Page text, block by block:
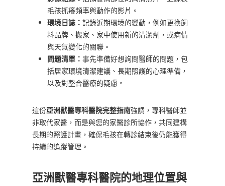
毛孩抓癢頻率與動作的影片。
環境日誌： 記錄近期環境的變動，例如更換飼
料品牌、搬家、家中使用新的清潔劑，或病情
與天氣變化的關聯。
問題清單： 事先準備好想詢問醫師的問題，包
括居家環境清潔建議、長期照護的心理準備，
以及對整合醫療的疑慮。
這份亞洲獸醫專科醫院完整指南強調，專科醫師並
非取代家醫，而是與您的家醫診所協作，共同建構
長期的照護計畫，確保毛孩在轉診結束後仍能獲得
持續的追蹤管理。
亞洲獸醫專科醫院的地理位置與